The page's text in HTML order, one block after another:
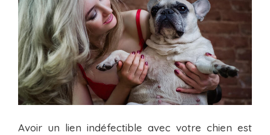
Avoir un lien indéfectible avec votre chien est